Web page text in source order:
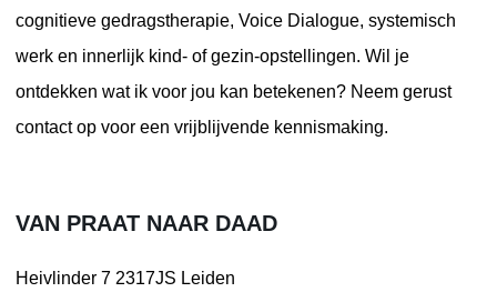
cognitieve gedragstherapie, Voice Dialogue, systemisch
werk en innerlijk kind- of gezin-opstellingen. Wil je
ontdekken wat ik voor jou kan betekenen? Neem gerust
contact op voor een vrijblijvende kennismaking.
VAN PRAAT NAAR DAAD
Heivlinder 7 2317JS Leiden